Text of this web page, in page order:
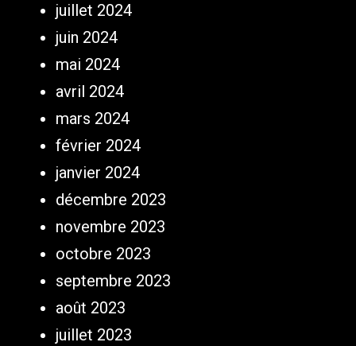
juillet 2024
juin 2024
mai 2024
avril 2024
mars 2024
février 2024
janvier 2024
décembre 2023
novembre 2023
octobre 2023
septembre 2023
août 2023
juillet 2023